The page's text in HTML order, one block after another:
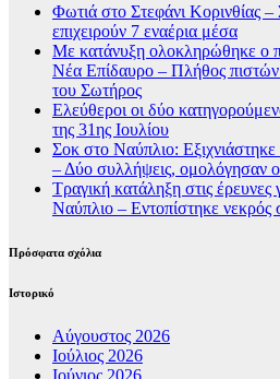
Φωτιά στο Στεφάνι Κορινθίας –
επιχειρούν 7 εναέρια μέσα
Με κατάνυξη ολοκληρώθηκε ο
Νέα Επίδαυρο – Πλήθος
του Σωτήρος
Ελεύθεροι οι δύο
της 31ης Ιουλίου
Σοκ στο Ναύπλιο:
– Δύο συλλήψεις, ομολόγησαν
Τραγική κατάληξη στις έρευνες
Ναύπλιο – Εντοπίστηκε νεκρός
Πρόσφατα σχόλια
Ιστορικό
Αύγουστος 2026
Ιούλιος 2026
Ιούνιος 2026